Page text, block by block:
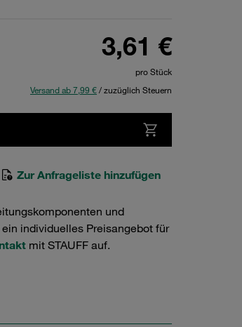
3,61 €
pro Stück
Versand ab 7,99 €/ zuzüglich Steuern
Zur Anfrageliste hinzufügen
und
individuelles Preisangebot für
mit STAUFF auf.